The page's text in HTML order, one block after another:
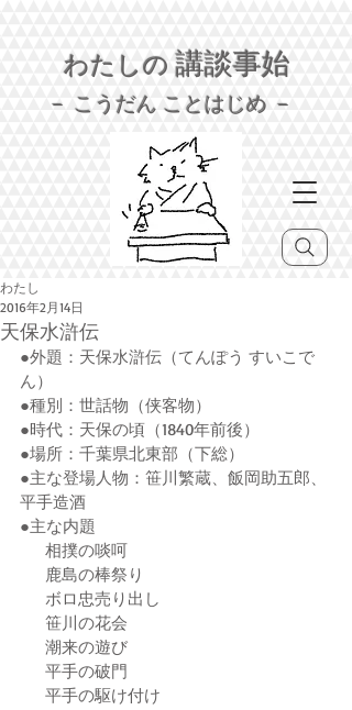
わたしの講談事始
－ こうだん ことはじめ －
天保水滸伝
わたし
2016年2月14日
●外題：天保水滸伝（てんぽう すいこで
ん）
●種別：世話物（侠客物）
●時代：天保の頃（1840年前後）
●場所：千葉県北東部（下総）
●主な登場人物：笹川繁蔵、飯岡助五郎、
平手造酒
●主な内題
相撲の啖呵
鹿島の棒祭り
ボロ忠売り出し
笹川の花会
潮来の遊び
平手の破門
平手の駆け付け